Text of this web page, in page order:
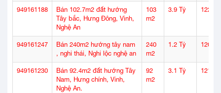
949161188
Bán 102.7m2 đất hướng
Tây bắc, Hưng Đông, Vinh,
Nghệ An
103
m2
3.9 Tỷ 122
949161247
Bán 240m2 hướng tây nam
, nghi thái, Nghi lộc nghệ an
240
m2
1.2 Tỷ 120
949161230
Bán 92.4m2 đất hướng Tây
Nam, Hưng chính, Vinh,
Nghệ An.
92
m2
3.1 Tỷ 121